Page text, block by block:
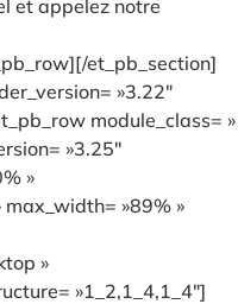
et appelez notre
et_pb_section]
»3.22″
module_class= »
»3.25″
»
»89% »
»
»1_2,1_4,1_4″]